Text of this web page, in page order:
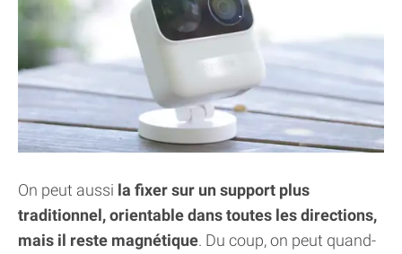
On peut aussi la fixer sur un support plus
traditionnel, orientable dans toutes les directions,
mais il reste magnétique. Du coup, on peut quand-